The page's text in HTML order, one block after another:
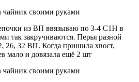
из ВП ввязываю по 3-4 С1Н в
так закручиваются. Перья разной
26, 32 ВП. Когда пришила хвост,
мало и довязала ещё 2 шт